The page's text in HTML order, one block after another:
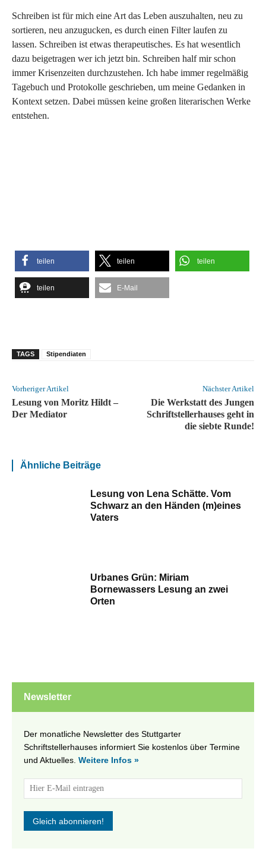
Schreiben ist für mich eine Art das Leben auszuhalten, neu zu
sortieren, neu anzugucken, es durch einen Filter laufen zu
lassen. Schreiben ist etwas therapeutisches. Es hat wesentlich
dazu beigetragen wer ich jetzt bin. Schreiben half mir schon
immer Krisenzeiten durchzustehen. Ich habe immer regelmäßig
Tagebuch und Protokolle geschrieben, um meine Gedanken in
Kontext setzen. Dabei müssen keine großen literarischen Werke
entstehen.
teilen teilen teilen
teilen E-Mail
TAGS Stipendiaten
Vorheriger Artikel
Lesung von Moritz Hildt –
Der Mediator
Nächster Artikel
Die Werkstatt des Jungen
Schriftstellerhauses geht in
die siebte Runde!
Ähnliche Beiträge
Lesung von Lena Schätte. Vom
Schwarz an den Händen (m)eines
Vaters
Urbanes Grün: Miriam
Bornewassers Lesung an zwei
Orten
Newsletter
Der monatliche Newsletter des Stuttgarter
Schriftstellerhauses informiert Sie kostenlos über Termine
und Aktuelles. Weitere Infos »